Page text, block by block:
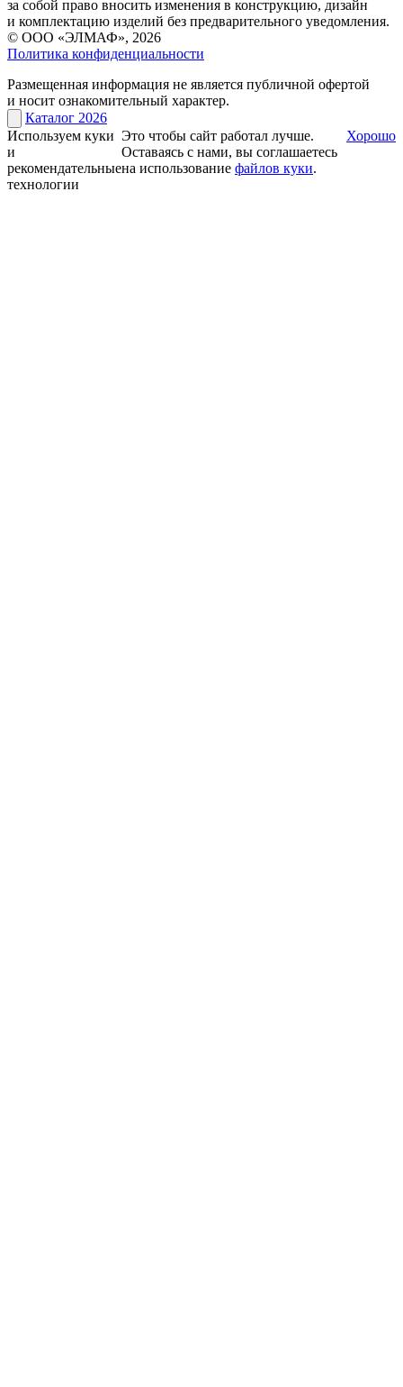
за собой право вносить изменения в конструкцию, дизайн
и комплектацию изделий без предварительного уведомления.
© ООО «ЭЛМАФ», 2026
Политика конфиденциальности
Размещенная информация не является публичной офертой
и носит ознакомительный характер.
Каталог 2026
Используем куки
и
рекомендательные
технологии
Это чтобы сайт работал лучше.
Оставаясь с нами, вы соглашаетесь
на использование файлов куки.
Хорошо